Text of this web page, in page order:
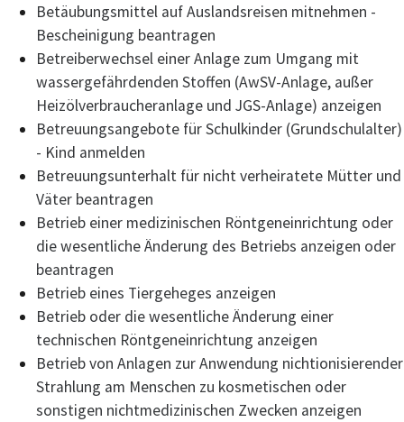
Betäubungsmittel auf Auslandsreisen mitnehmen -
Bescheinigung beantragen
Betreiberwechsel einer Anlage zum Umgang mit
wassergefährdenden Stoffen (AwSV-Anlage, außer
Heizölverbraucheranlage und JGS-Anlage) anzeigen
Betreuungsangebote für Schulkinder (Grundschulalter)
- Kind anmelden
Betreuungsunterhalt für nicht verheiratete Mütter und
Väter beantragen
Betrieb einer medizinischen Röntgeneinrichtung oder
die wesentliche Änderung des Betriebs anzeigen oder
beantragen
Betrieb eines Tiergeheges anzeigen
Betrieb oder die wesentliche Änderung einer
technischen Röntgeneinrichtung anzeigen
Betrieb von Anlagen zur Anwendung nichtionisierender
Strahlung am Menschen zu kosmetischen oder
sonstigen nichtmedizinischen Zwecken anzeigen